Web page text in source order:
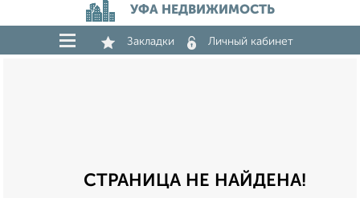
УФА НЕДВИЖИМОСТЬ
Закладки Личный кабинет
СТРАНИЦА НЕ НАЙДЕНА!